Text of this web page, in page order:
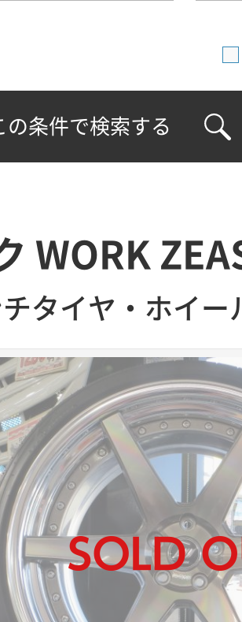
の条件で検索する
WORK
タイヤ・ホイー